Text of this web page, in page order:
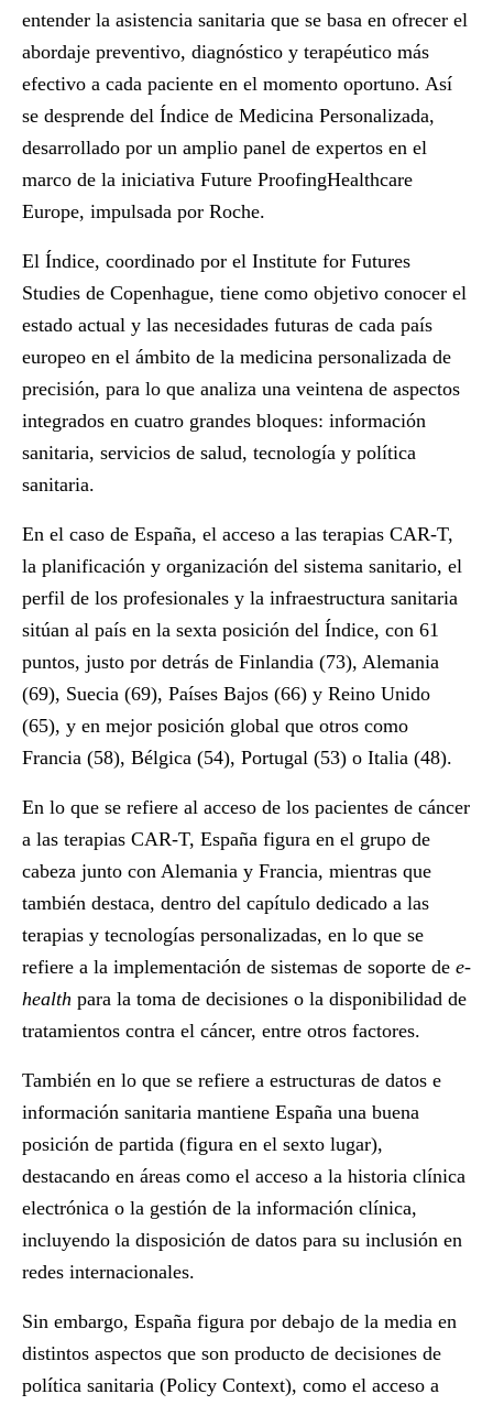
entender la asistencia sanitaria que se basa en ofrecer el
abordaje preventivo, diagnóstico y terapéutico más
efectivo a cada paciente en el momento oportuno. Así
se desprende del Índice de Medicina Personalizada,
desarrollado por un amplio panel de expertos en el
marco de la iniciativa Future ProofingHealthcare
Europe, impulsada por Roche.
El Índice, coordinado por el Institute for Futures
Studies de Copenhague, tiene como objetivo conocer el
estado actual y las necesidades futuras de cada país
europeo en el ámbito de la medicina personalizada de
precisión, para lo que analiza una veintena de aspectos
integrados en cuatro grandes bloques: información
sanitaria, servicios de salud, tecnología y política
sanitaria.
En el caso de España, el acceso a las terapias CAR-T,
la planificación y organización del sistema sanitario, el
perfil de los profesionales y la infraestructura sanitaria
sitúan al país en la sexta posición del Índice, con 61
puntos, justo por detrás de Finlandia (73), Alemania
(69), Suecia (69), Países Bajos (66) y Reino Unido
(65), y en mejor posición global que otros como
Francia (58), Bélgica (54), Portugal (53) o Italia (48).
En lo que se refiere al acceso de los pacientes de cáncer
a las terapias CAR-T, España figura en el grupo de
cabeza junto con Alemania y Francia, mientras que
también destaca, dentro del capítulo dedicado a las
terapias y tecnologías personalizadas, en lo que se
refiere a la implementación de sistemas de soporte de e-
health para la toma de decisiones o la disponibilidad de
tratamientos contra el cáncer, entre otros factores.
También en lo que se refiere a estructuras de datos e
información sanitaria mantiene España una buena
posición de partida (figura en el sexto lugar),
destacando en áreas como el acceso a la historia clínica
electrónica o la gestión de la información clínica,
incluyendo la disposición de datos para su inclusión en
redes internacionales.
Sin embargo, España figura por debajo de la media en
distintos aspectos que son producto de decisiones de
política sanitaria (Policy Context), como el acceso a